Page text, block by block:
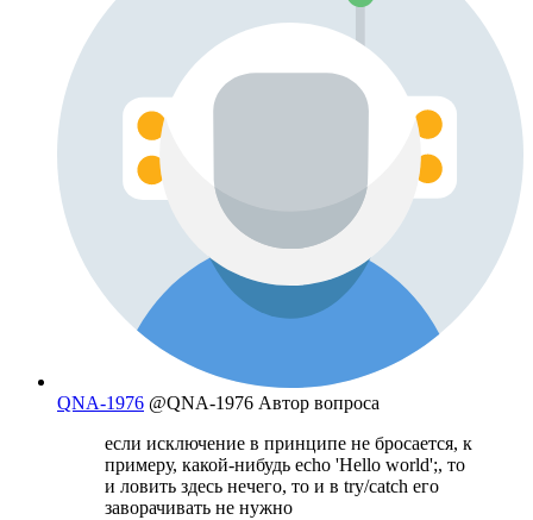
QNA-1976 @QNA-1976 Автор вопроса
если исключение в принципе не бросается, к
примеру, какой-нибудь echo 'Hello world';, то
и ловить здесь нечего, то и в try/catch его
заворачивать не нужно